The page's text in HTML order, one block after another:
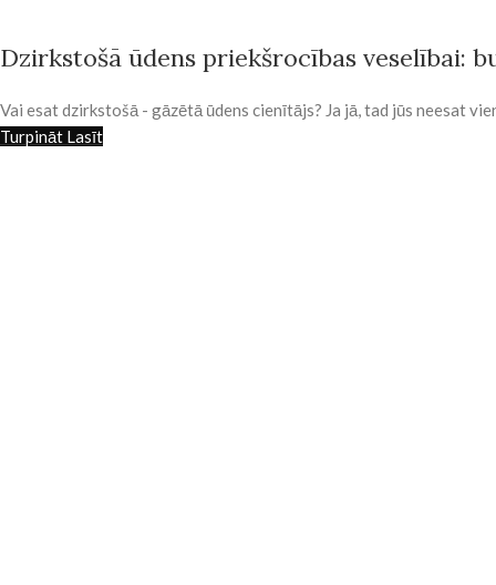
Dzirkstošā ūdens priekšrocības veselībai:
Vai esat dzirkstošā - gāzētā ūdens cienītājs? Ja jā, tad jūs neesat
Turpināt Lasīt